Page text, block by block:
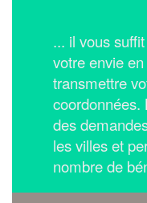
... il vous
votre envie
transmettre
coordonnées.
des
les villes et
nombre de